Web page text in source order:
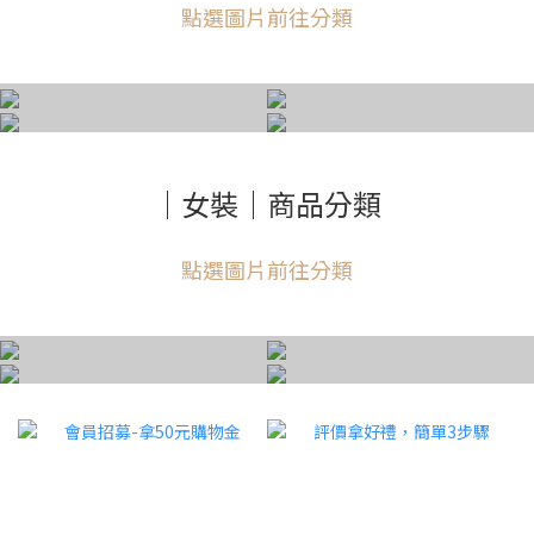
點選圖片前往分類
男裝｜外套
男裝｜內褲
｜女裝｜商品分類
點選圖片前往分類
女裝｜內衣 女裝｜內褲